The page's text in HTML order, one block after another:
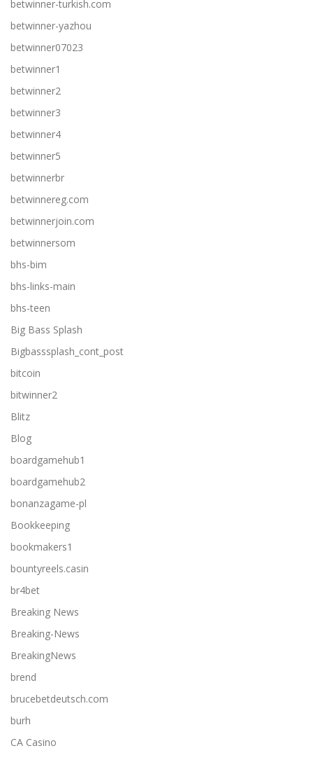
betwinner-turkish.com
betwinner-yazhou
betwinner07023
betwinner1
betwinner2
betwinner3
betwinner4
betwinner5
betwinnerbr
betwinnereg.com
betwinnerjoin.com
betwinnersom
bhs-bim
bhs-links-main
bhs-teen
Big Bass Splash
Bigbasssplash_cont_post
bitcoin
bitwinner2
Blitz
Blog
boardgamehub1
boardgamehub2
bonanzagame-pl
Bookkeeping
bookmakers1
bountyreels.casin
br4bet
Breaking News
Breaking-News
BreakingNews
brend
brucebetdeutsch.com
burh
CA Casino